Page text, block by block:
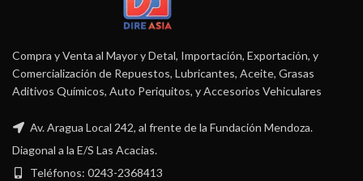
Compra y Venta al Mayor y Detal, Importación, Exportación, y
Comercialización de Repuestos, Lubricantes, Aceite, Grasas
Aditivos Químicos, Auto Periquitos, y Accesorios Vehiculares
Av. Aragua Local 242, al frente de la Fundación Mendoza.
Diagonal a la E/S Las Acacias.
Teléfonos: 0243-2368413